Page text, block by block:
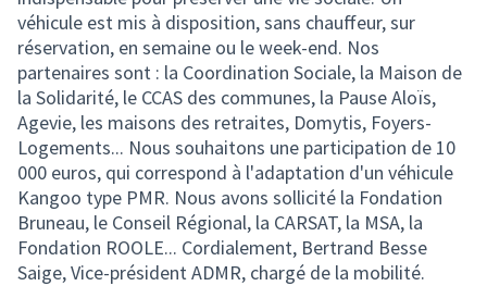
véhicule est mis à disposition, sans chauffeur, sur
réservation, en semaine ou le week-end. Nos
partenaires sont : la Coordination Sociale, la Maison de
la Solidarité, le CCAS des communes, la Pause Aloïs,
Agevie, les maisons des retraites, Domytis, Foyers-
Logements... Nous souhaitons une participation de 10
000 euros, qui correspond à l'adaptation d'un véhicule
Kangoo type PMR. Nous avons sollicité la Fondation
Bruneau, le Conseil Régional, la CARSAT, la MSA, la
Fondation ROOLE... Cordialement, Bertrand Besse
Saige, Vice-président ADMR, chargé de la mobilité.